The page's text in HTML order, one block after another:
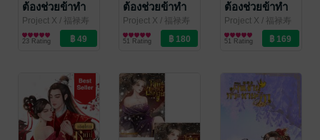
ต้องช่วยข้าทำ
สวน ตอนพิเศษ
อาฟู่
Project X / 福禄寿
อักษรมั่งมี
นิยายรักจีนโบราณ
23 Rating
ต้องช่วยข้าทำ
สวน เล่ม 2 (เล่ม
จบ)
Project X / 福禄寿
อักษรมั่งมี
นิยายรักจีนโบราณ
51 Rating
ต้องช่วยข้าทำ
สวน เล่ม 1
Project X / 福禄寿
อักษรมั่งมี
นิยายรักจีนโบราณ
51 Rating